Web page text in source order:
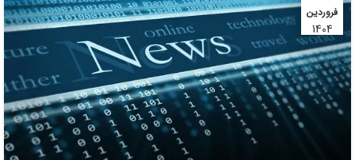
فروردین
1404